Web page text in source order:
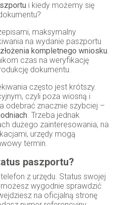
i kiedy możemy się
maksymalny
na wydanie paszportu
kompletnego wniosku.
czas na weryfikację
dokumentu.
często jest krótszy.
czyli poza wiosną i
odebrać znacznie szybciej –
. Trzeba jednak
dużego zainteresowania, na
urzędy mogą
termin.
paszportu?
z urzędu. Status swojej
wygodnie sprawdzić
na oficjalną stronę